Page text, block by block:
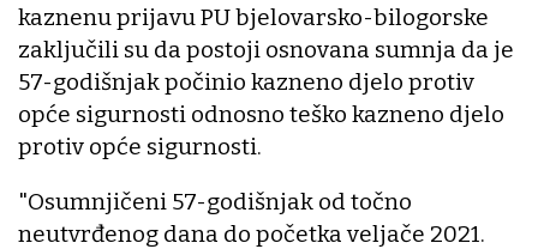
kaznenu prijavu PU bjelovarsko-bilogorske
zaključili su da postoji osnovana sumnja da je
57-godišnjak počinio kazneno djelo protiv
opće sigurnosti odnosno teško kazneno djelo
protiv opće sigurnosti.
"Osumnjičeni 57-godišnjak od točno
neutvrđenog dana do početka veljače 2021.